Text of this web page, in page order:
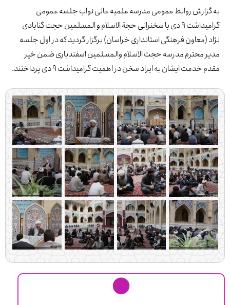
روابط عمومی مدرسه علمیه عالی نواب جلسه عمومی
گرامیداشت ۹ دی با سخنرانی حجة الاسلام و المسلمین حجت گنابادی
(معاون فرهنگی استانداری خراسان) برگزار گردید که در اول جلسه
محترم مدرسه حجت الاسلام والمسلمین اسفندیاری ضمن خیر
ایشان به ایراد سخن در اهمیت گرامیداشت ۹ دی پرداختند.